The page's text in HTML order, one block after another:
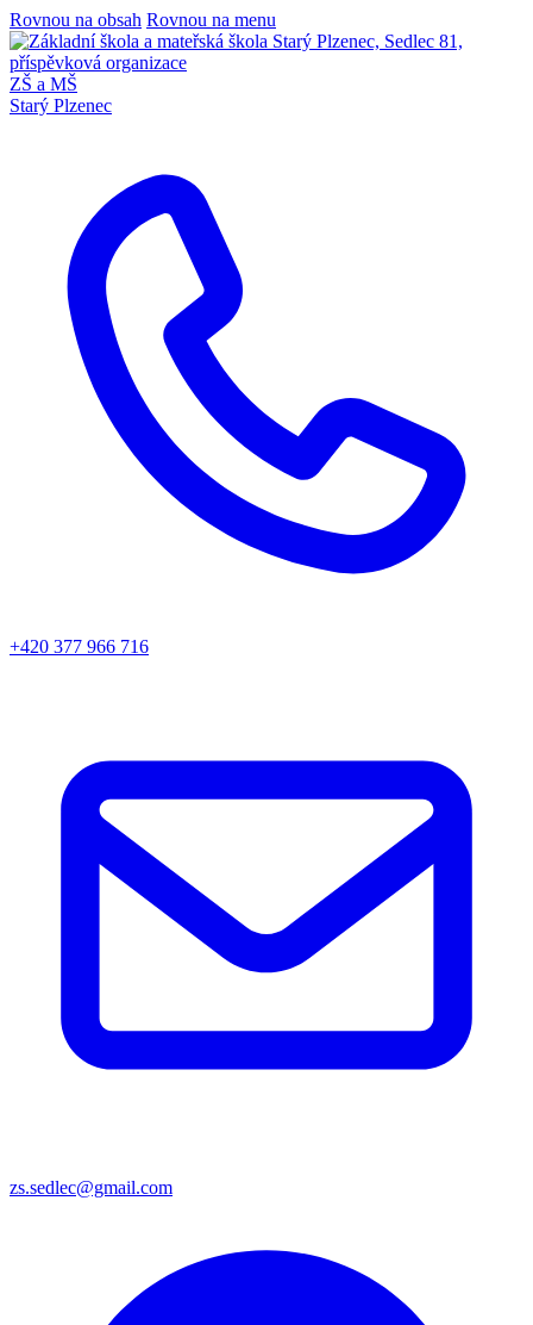
Rovnou na obsah Rovnou na menu
ZŠ a MŠ
Starý Plzenec
+420 377 966 716
zs.sedlec@gmail.com